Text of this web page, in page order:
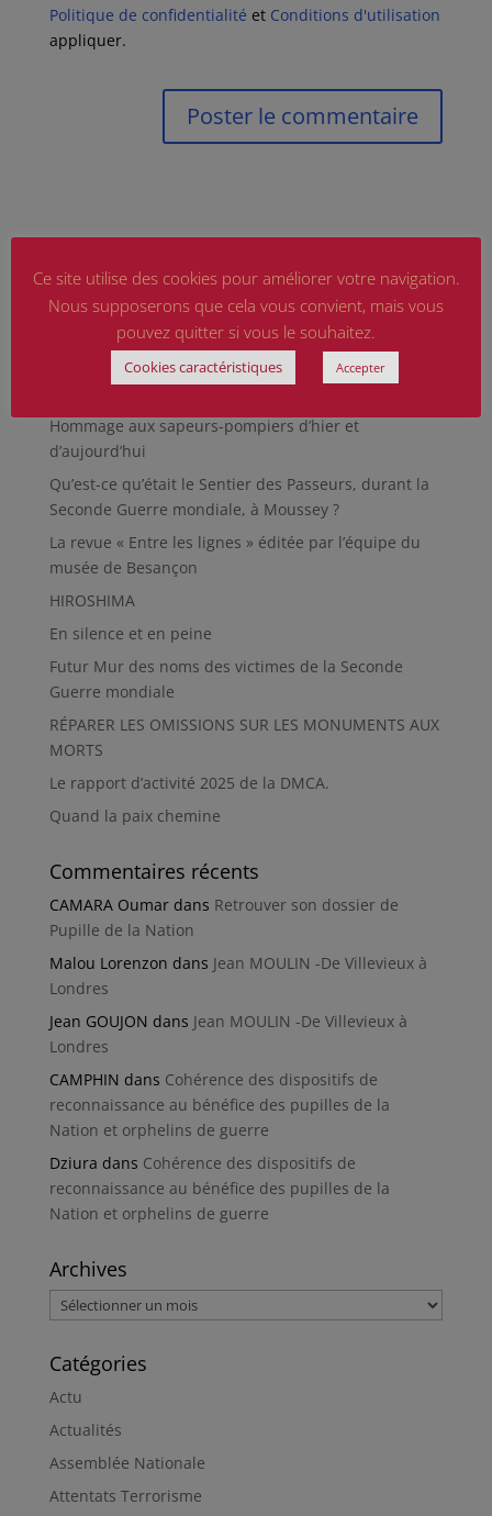
Politique de confidentialité et Conditions d'utilisation
appliquer.
Articles récents
Hommage aux sapeurs-pompiers d’hier et
d’aujourd’hui
Qu’est-ce qu’était le Sentier des Passeurs, durant la
Seconde Guerre mondiale, à Moussey ?
La revue « Entre les lignes » éditée par l’équipe du
musée de Besançon
HIROSHIMA
En silence et en peine
Futur Mur des noms des victimes de la Seconde
Guerre mondiale
RÉPARER LES OMISSIONS SUR LES MONUMENTS AUX
MORTS
Le rapport d’activité 2025 de la DMCA.
Quand la paix chemine
Commentaires récents
CAMARA Oumardans Retrouver son dossier de
Pupille de la Nation
Malou Lorenzon dans Jean MOULIN -De Villevieux à
Londres
Jean GOUJON dans Jean MOULIN -De Villevieux à
Londres
CAMPHIN dans Cohérence des dispositifs de
reconnaissance au bénéfice des pupilles de la
Nation et orphelins de guerre
Dziura dans Cohérence des dispositifs de
reconnaissance au bénéfice des pupilles de la
Nation et orphelins de guerre
Archives
Archives
Catégories
Actu
Actualités
Assemblée Nationale
Attentats Terrorisme
Ce site utilise des cookies pour améliorer votre navigation.
Nous supposerons que cela vous convient, mais vous
pouvez quitter si vous le souhaitez.
Cookies caractéristiques Accepter